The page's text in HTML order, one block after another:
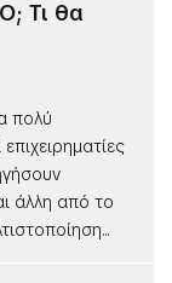
Τι θα
πολύ
άλλη από το